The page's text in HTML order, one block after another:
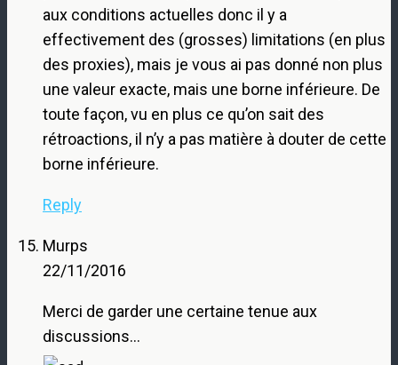
aux conditions actuelles donc il y a
effectivement des (grosses) limitations (en plus
des proxies), mais je vous ai pas donné non plus
une valeur exacte, mais une borne inférieure. De
toute façon, vu en plus ce qu’on sait des
rétroactions, il n’y a pas matière à douter de cette
borne inférieure.
Reply
Murps
22/11/2016
Merci de garder une certaine tenue aux
discussions…